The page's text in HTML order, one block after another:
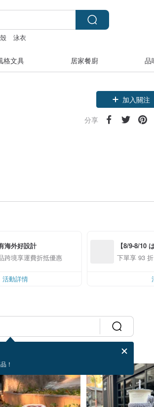
泳衣
格文具 居家餐廚 品
加入關注
分享
海外好設計
跨境享運費折抵優惠
活動詳情
【8/9-8/10
ー】アプリ
下單享 93 折
！